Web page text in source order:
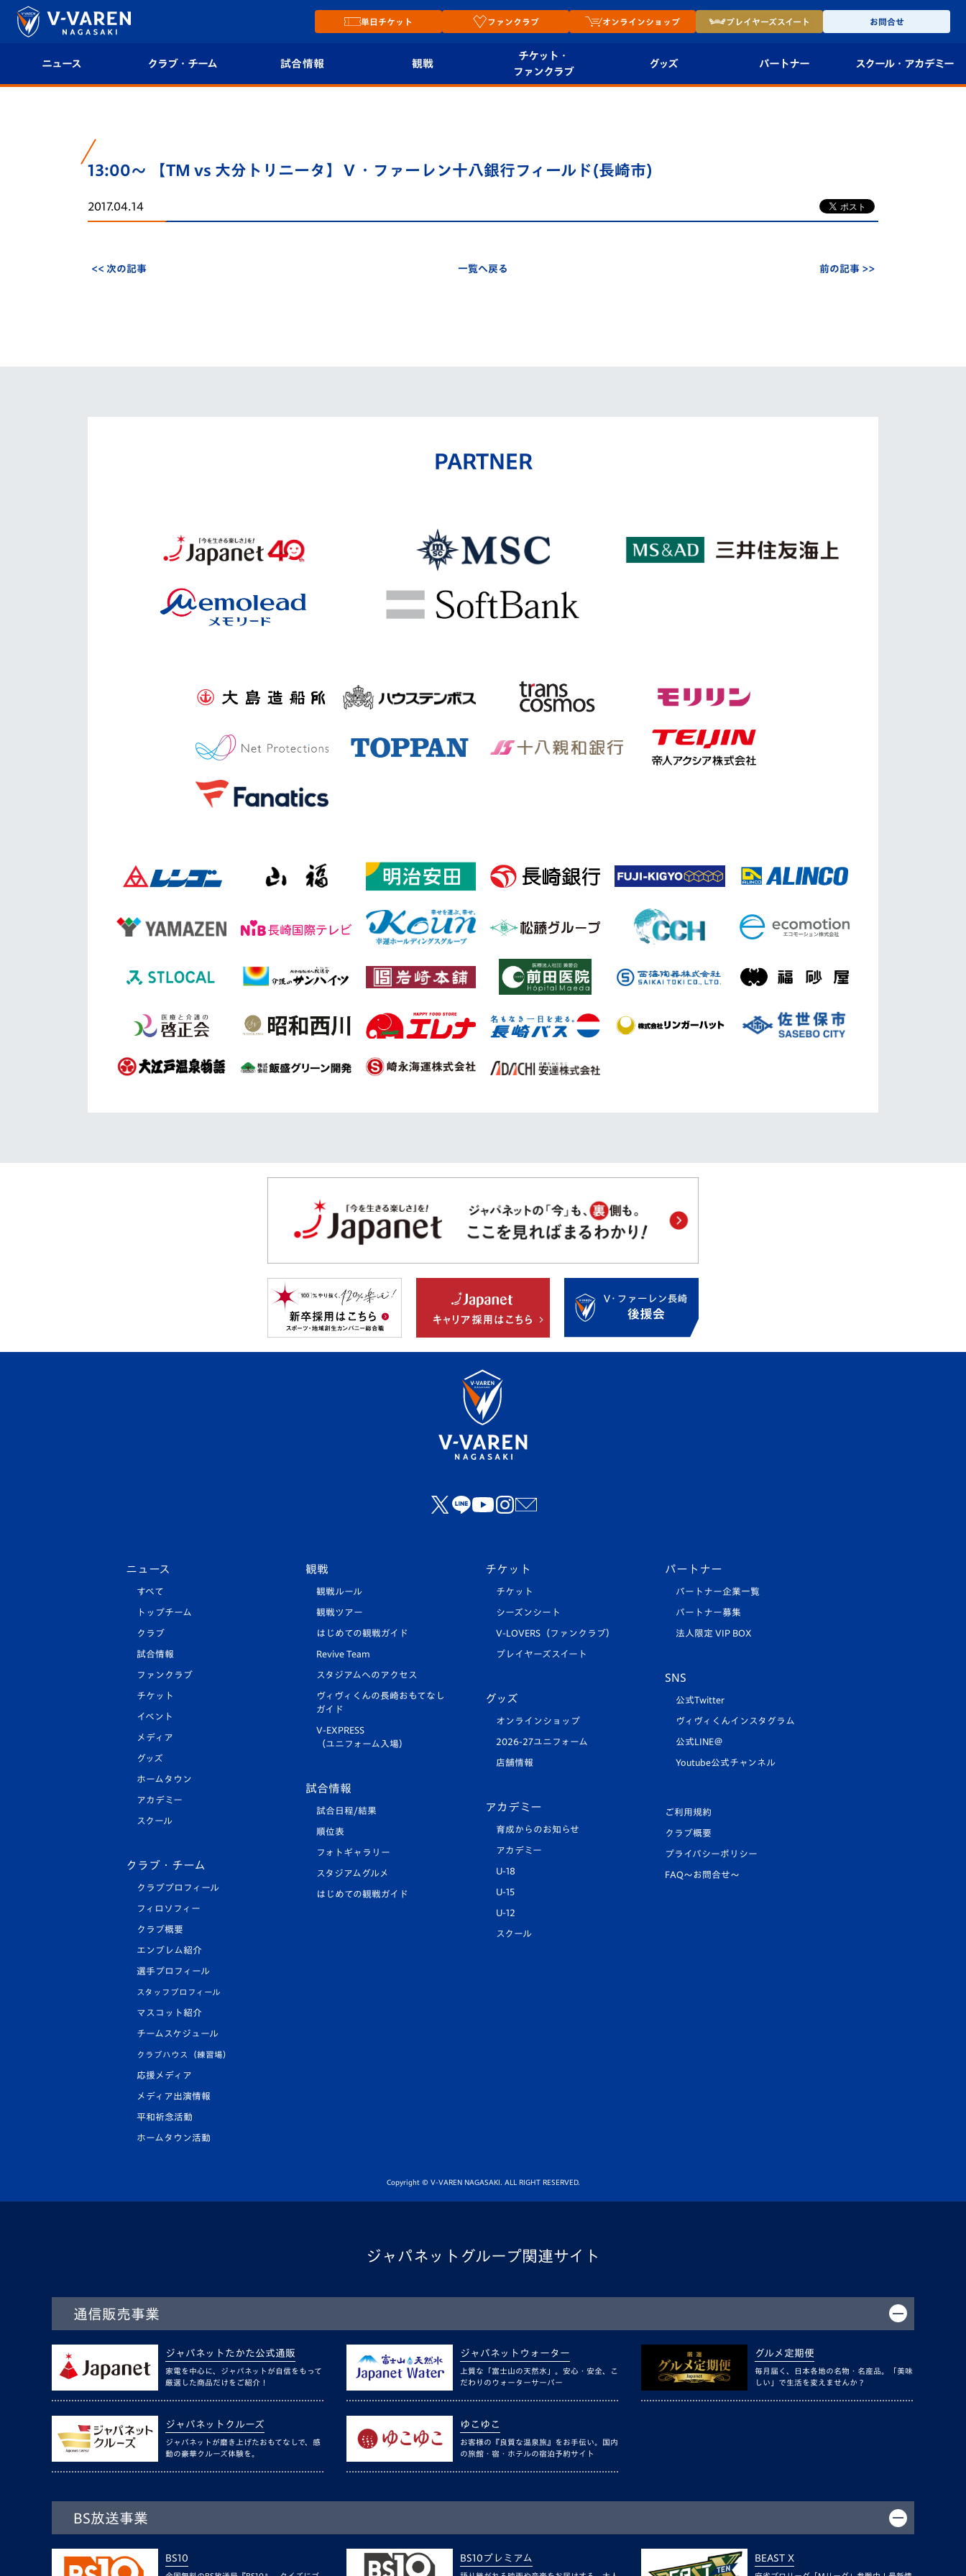
単日チケット ファンクラブ オンラインショップ プレイヤーズスイート お問合せ
ニュース クラブ・チーム
クラブ概要
エンブレム紹介
試合情報
順位表
観戦
チケット・
ファンクラブ
プレイヤーズスイート
グッズ パートナー スクール・ アカデミー
U-12
13:00～ 【TM vs 大分トリニータ】Ｖ・ファーレン十八銀行フィールド(長崎市)
2017.04.14
<< 次の記事 一覧へ戻る 前の記事 >>
PARTNER
ニュース
すべて
トップチーム
クラブ
試合情報
ファンクラブ
チケット
イベント
メディア
グッズ
ホームタウン
アカデミー
スクール
クラブ・チーム
クラブプロフィール
フィロソフィー
クラブ概要
エンブレム紹介
選手プロフィール
スタッフプロフィール
マスコット紹介
チームスケジュール
クラブハウス（練習場）
応援メディア
メディア出演情報
平和祈念活動
ホームタウン活動
観戦
観戦ルール
観戦ツアー
はじめての観戦ガイド
Revive Team
スタジアムへのアクセス
ヴィヴィくんの長崎おもてなし
ガイド
V-EXPRESS
（ユニフォーム入場）
試合情報
試合日程/結果
順位表
フォトギャラリー
スタジアムグルメ
はじめての観戦ガイド
チケット
チケット
シーズンシート
V-LOVERS（ファンクラブ）
プレイヤーズスイート
グッズ
オンラインショップ
2026-27ユニフォーム
店舗情報
アカデミー
育成からのお知らせ
アカデミー
U-18
U-15
U-12
スクール
パートナー
パートナー企業一覧
パートナー募集
法人限定 VIP BOX
SNS
公式Twitter
ヴィヴィくんインスタグラム
公式LINE＠
Youtube公式チャンネル
ご利用規約
クラブ概要
プライバシーポリシー
FAQ〜お問合せ〜
Copyright © V-VAREN NAGASAKI. ALL RIGHT RESERVED.
ジャパネットグループ関連サイト
通信販売事業
ジャパネットたかた公式通販
家電を中心に、ジャパネットが自信をもって
厳選した商品だけをご紹介！
ジャパネットウォーター
上質な「富士山の天然水」。安心・安全、こ
だわりのウォーターサーバー
グルメ定期便
毎月届く、日本各地の名物・名産品。「美味
しい」で生活を変えませんか？
ジャパネットクルーズ
ジャパネットが磨き上げたおもてなしで、感
動の豪華クルーズ体験を。
ゆこゆこ
お客様の『良質な温泉旅』をお手伝い。国内
の旅館・宿・ホテルの宿泊予約サイト
BS放送事業
BS10 BS10プレミアム BEAST X